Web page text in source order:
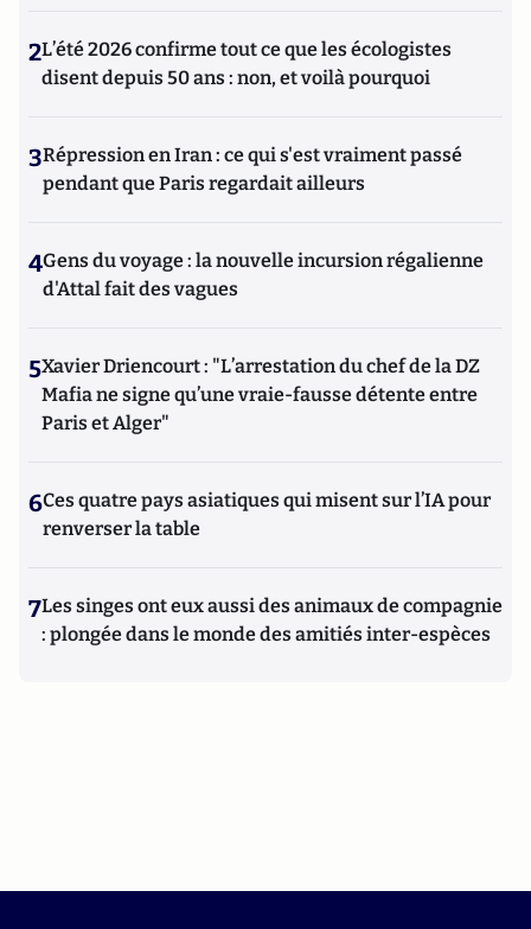
2L’été 2026 confirme tout ce que les écologistes
disent depuis 50 ans : non, et voilà pourquoi
3Répression en Iran : ce qui s'est vraiment passé
pendant que Paris regardait ailleurs
4Gens du voyage : la nouvelle incursion régalienne
d'Attal fait des vagues
5Xavier Driencourt : "L’arrestation du chef de la DZ
Mafia ne signe qu’une vraie-fausse détente entre
Paris et Alger"
6Ces quatre pays asiatiques qui misent sur l’IA pour
renverser la table
7Les singes ont eux aussi des animaux de compagnie
: plongée dans le monde des amitiés inter-espèces